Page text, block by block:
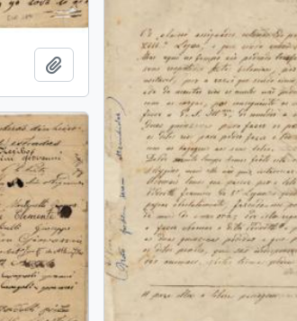
Adicionar a área de transferência